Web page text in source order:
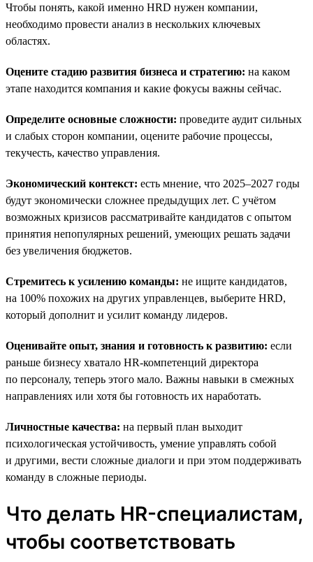
Чтобы понять, какой именно HRD нужен компании,
необходимо провести анализ в нескольких ключевых
областях.
Оцените стадию развития бизнеса и стратегию: на каком
этапе находится компания и какие фокусы важны сейчас.
Определите основные сложности: проведите аудит сильных
и слабых сторон компании, оцените рабочие процессы,
текучесть, качество управления.
Экономический контекст: есть мнение, что 2025–2027 годы
будут экономически сложнее предыдущих лет. С учётом
возможных кризисов рассматривайте кандидатов с опытом
принятия непопулярных решений, умеющих решать задачи
без увеличения бюджетов.
Стремитесь к усилению команды: не ищите кандидатов,
на 100% похожих на других управленцев, выберите HRD,
который дополнит и усилит команду лидеров.
Оценивайте опыт, знания и готовность к развитию: если
раньше бизнесу хватало HR-компетенций директора
по персоналу, теперь этого мало. Важны навыки в смежных
направлениях или хотя бы готовность их наработать.
Личностные качества: на первый план выходит
психологическая устойчивость, умение управлять собой
и другими, вести сложные диалоги и при этом поддерживать
команду в сложные периоды.
Что делать HR-специалистам,
чтобы соответствовать